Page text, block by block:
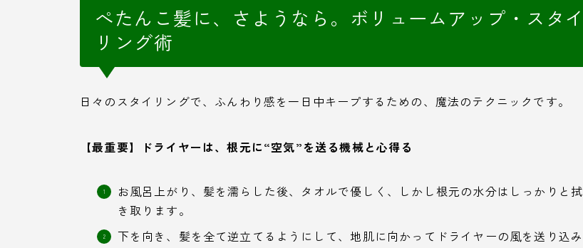
ぺたんこ髪に、さようなら。ボリュームアップ・スタイ
リング術
日々のスタイリングで、ふんわり感を一日中キープするための、魔法のテクニックです。
【最重要】ドライヤーは、根元に“空気”を送る機械と心得る
お風呂上がり、髪を濡らした後、タオルで優しく、しかし根元の水分はしっかりと拭
き取ります。
下を向き、髪を全て逆立てるようにして、地肌に向かってドライヤーの風を送り込み